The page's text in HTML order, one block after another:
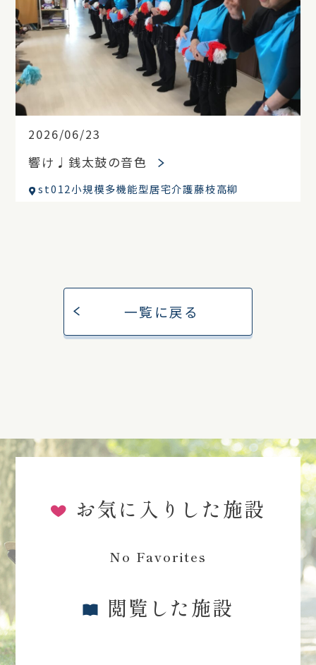
2026/06/23
響け♩銭太鼓の音色
st012小規模多機能型居宅介護藤枝高柳
一覧に戻る
お気に入りした施設
No Favorites
閲覧した施設